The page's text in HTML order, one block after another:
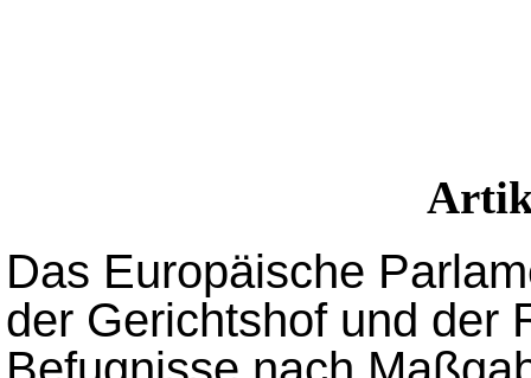
Das Europäische
der Gerichtshof und der